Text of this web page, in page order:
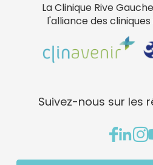
La Clinique Rive
l'alliance des
Suivez-nous sur les